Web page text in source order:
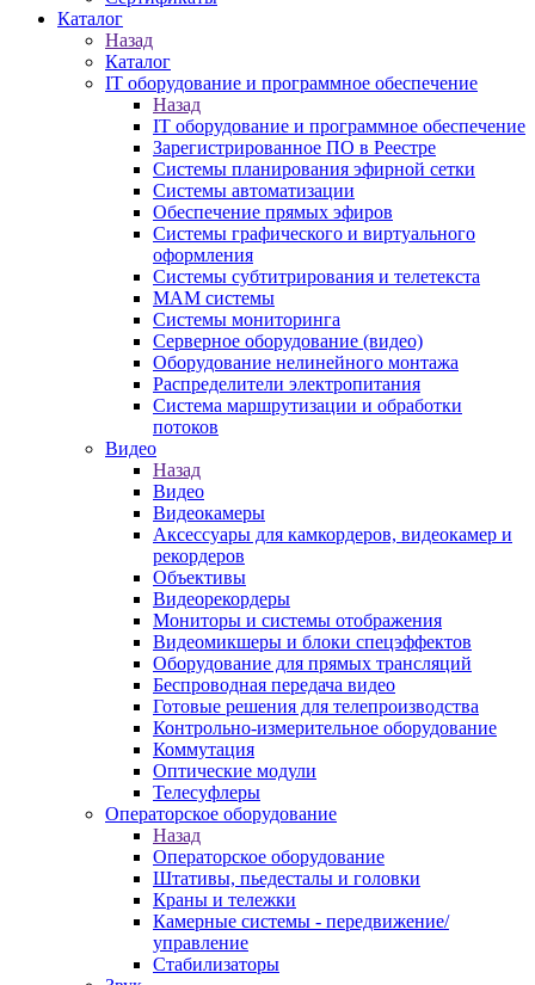
Каталог
Назад
Каталог
IT оборудование и программное обеспечение
Назад
IT оборудование и программное обеспечение
Зарегистрированное ПО в Реестре
Системы планирования эфирной сетки
Системы автоматизации
Обеспечение прямых эфиров
Системы графического и виртуального
оформления
Системы субтитрирования и телетекста
MAM системы
Системы мониторинга
Серверное оборудование (видео)
Оборудование нелинейного монтажа
Распределители электропитания
Система маршрутизации и обработки
потоков
Видео
Назад
Видео
Видеокамеры
Аксессуары для камкордеров, видеокамер и
рекордеров
Объективы
Видеорекордеры
Мониторы и системы отображения
Видеомикшеры и блоки спецэффектов
Оборудование для прямых трансляций
Беспроводная передача видео
Готовые решения для телепроизводства
Контрольно-измерительное оборудование
Коммутация
Оптические модули
Телесуфлеры
Операторское оборудование
Назад
Операторское оборудование
Штативы, пьедесталы и головки
Краны и тележки
Камерные системы - передвижение/
управление
Стабилизаторы